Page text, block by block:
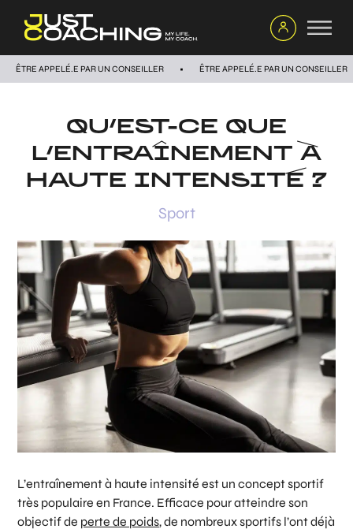
ÊTRE APPELÉ.E PAR UN CONSEILLER ÊTRE APPELÉ.E PAR UN CONSEILLER
QU’EST-CE QUE
L’ENTRAÎNEMENT À
HAUTE INTENSITÉ ?
Sport
L’entraînement à haute intensité est un concept sportif
très populaire en France. Efficace pour atteindre son
objectif de perte de poids, de nombreux sportifs l’ont déjà